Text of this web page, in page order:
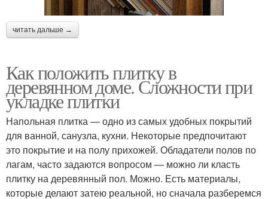
читать дальше →
Как положить плитку в
деревянном доме. Сложности при
укладке плитки
Напольная плитка — одно из самых удобных покрытий
для ванной, санузла, кухни. Некоторые предпочитают
это покрытие и на полу прихожей. Обладатели полов по
лагам, часто задаются вопросом — можно ли класть
плитку на деревянный пол. Можно. Есть материалы,
которые делают затею реальной, но сначала разберемся